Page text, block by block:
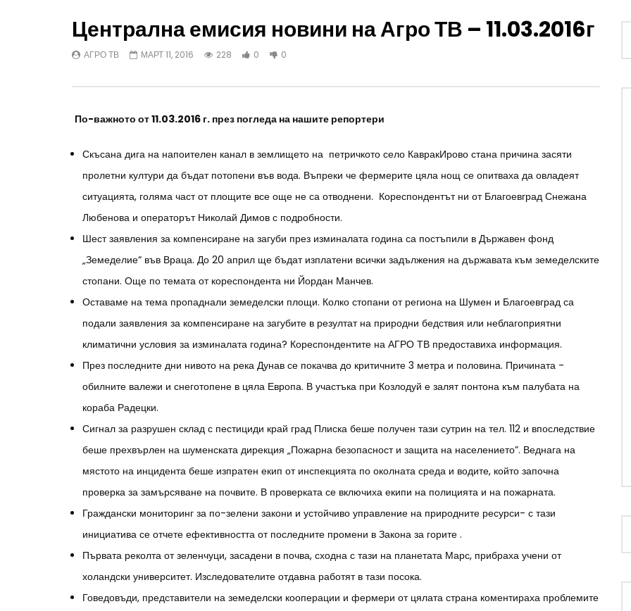
Watch Later
Централна емисия новини на АГРО
АГРО ТВ МАРТ 31, 2021
Животновъден дневник: Американски
МИРЕЛА СПАСОВА
Агрокоментар: Намаляване на
Централна емисия новини на Агро ТВ – 11.03.2016г
АГРО ТВ МАРТ 11, 2016 228 0 0
По-важното от 11.03.2016 г. през погледа на нашите репортери
Скъсана дига на напоителен канал в землището на петричкото село КавракИрово стана причина засяти
пролетни култури да бъдат потопени във вода. Въпреки че фермерите цяла нощ се опитваха да овладеят
ситуацията, голяма част от площите все още не са отводнени. Кореспондентът ни от Благоевград Снежана
Любенова и операторът Николай Димов с подробности.
Шест заявления за компенсиране на загуби през изминалата година са постъпили в Държавен фонд
„Земеделие“ във Враца. До 20 април ще бъдат изплатени всички задължения на държавата към земеделските
стопани. Още по темата от кореспондента ни Йордан Манчев.
Оставаме на тема пропаднали земеделски площи. Колко стопани от региона на Шумен и Благоевград са
подали заявления за компенсиране на загубите в резултат на природни бедствия или неблагоприятни
климатични условия за изминалата година? Кореспондентите на АГРО ТВ предоставиха информация.
През последните дни нивото на река Дунав се покачва до критичните 3 метра и половина. Причината -
обилните валежи и снеготопене в цяла Европа. В участъка при Козлодуй е залят понтона към палубата на
кораба Радецки.
Сигнал за разрушен склад с пестициди край град Плиска беше получен тази сутрин на тел. 112 и впоследствие
беше прехвърлен на шуменската дирекция „Пожарна безопасност и защита на населението”. Веднага на
мястото на инцидента беше изпратен екип от инспекцията по околната среда и водите, който започна
проверка за замърсяване на почвите. В проверката се включиха екипи на полицията и на пожарната.
Граждански мониторинг за по-зелени закони и устойчиво управление на природните ресурси- с тази
инициатива се отчете ефективността от последните промени в Закона за горите .
Първата реколта от зеленчуци, засадени в почва, сходна с тази на планетата Марс, прибраха учени от
холандски университет. Изследователите отдавна работят в тази посока.
Говедовъди, представители на земеделски кооперации и фермери от цялата страна коментираха проблемите